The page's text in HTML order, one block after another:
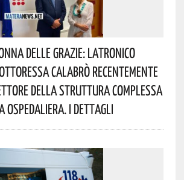
Delle Grazie: Latronico
Calabrò Recentemente
Della Struttura Complessa
Ospedaliera. I Dettagli